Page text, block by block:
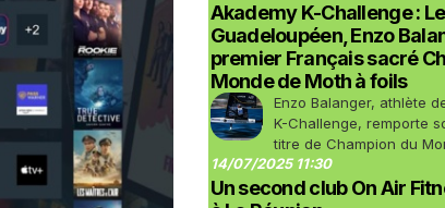
Akademy K-Challenge : Le
Guadeloupéen, Enzo
premier Français sacré
Monde de Moth à foils
Enzo Balanger, athlète
K-Challenge, remporte
titre de Champion du
14/07/2025 11:30
Un second club On Air